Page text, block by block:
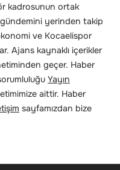
kadrosunun ortak
gündemini yerinden takip
ve Kocaelispor
Ajans kaynaklı içerikler
geçer. Haber
Yayın
aittir. Haber
sayfamızdan bize